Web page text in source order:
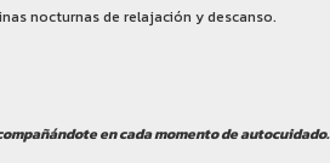
nocturnas de relajación y descanso.
en cada momento de autocuidado.